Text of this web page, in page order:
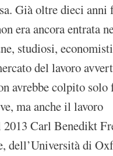
Già oltre dieci anni
era ancora entrata
studiosi,
del lavoro
avrebbe colpito solo
ma anche il lavoro
Carl Benedikt
dell’Università di